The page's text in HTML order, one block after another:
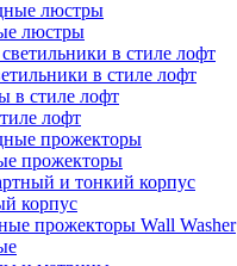
люстры
в стиле лофт
в стиле лофт
лофт
прожекторы
и тонкий корпус
корпус
прожекторы Wall Washer